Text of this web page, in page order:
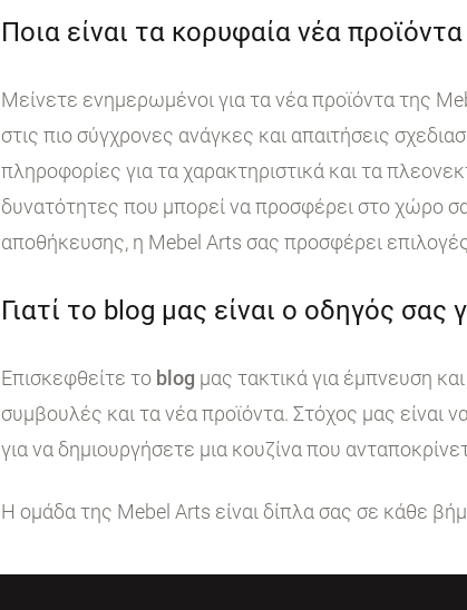
Ποια είναι τα κορυφαία νέα
Μείνετε ενημερωμένοι για τα νέα προϊόντα της
στις πιο σύγχρονες ανάγκες και απαιτήσεις
πληροφορίες για τα χαρακτηριστικά και τα
δυνατότητες που μπορεί να προσφέρει στο χώρο
αποθήκευσης, η Mebel Arts σας προσφέρει
Γιατί το blog μας είναι ο οδηγός σας
Επισκεφθείτε το blog μας τακτικά για έμπνευση
συμβουλές και τα νέα προϊόντα. Στόχος μας είναι
για να δημιουργήσετε μια κουζίνα που
Η ομάδα της Mebel Arts είναι δίπλα σας σε κάθε